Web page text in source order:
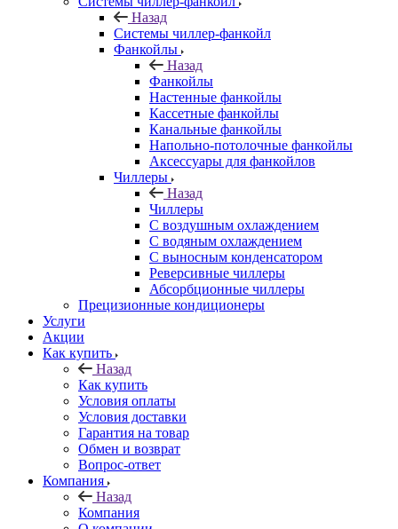
Назад
Системы чиллер-фанкойл
Фанкойлы
Назад
Фанкойлы
Настенные фанкойлы
Кассетные фанкойлы
Канальные фанкойлы
Напольно-потолочные фанкойлы
Аксессуары для фанкойлов
Чиллеры
Назад
Чиллеры
С воздушным охлаждением
С водяным охлаждением
С выносным конденсатором
Реверсивные чиллеры
Абсорбционные чиллеры
Прецизионные кондиционеры
Услуги
Акции
Как купить
Назад
Как купить
Условия оплаты
Условия доставки
Гарантия на товар
Обмен и возврат
Вопрос-ответ
Компания
Назад
Компания